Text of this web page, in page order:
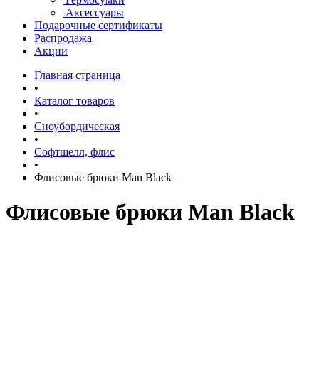
Аксессуары
Подарочные сертификаты
Распродажа
Акции
Главная страница
•
Каталог товаров
•
Сноубордическая
•
Софтшелл, флис
•
Флисовые брюки Man Black
Флисовые брюки Man Black